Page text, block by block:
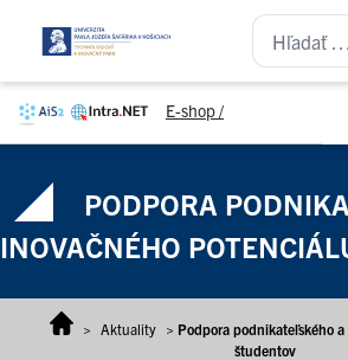
E-shop /
PODPORA
INOVAČNÉHO
> Aktuality > Podpora podnikateľského
študentov